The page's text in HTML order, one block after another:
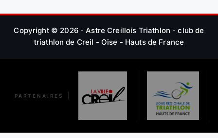
Copyright © 2026 - Astre Creillois Triathlon - club de
triathlon de Creil - Oise - Hauts de France
PARTENAIRES